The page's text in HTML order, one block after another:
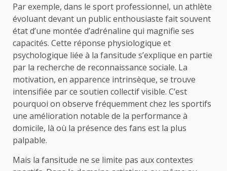
Par exemple, dans le sport professionnel, un athlète
évoluant devant un public enthousiaste fait souvent
état d’une montée d’adrénaline qui magnifie ses
capacités. Cette réponse physiologique et
psychologique liée à la fansitude s’explique en partie
par la recherche de reconnaissance sociale. La
motivation, en apparence intrinsèque, se trouve
intensifiée par ce soutien collectif visible. C’est
pourquoi on observe fréquemment chez les sportifs
une amélioration notable de la performance à
domicile, là où la présence des fans est la plus
palpable.
Mais la fansitude ne se limite pas aux contextes